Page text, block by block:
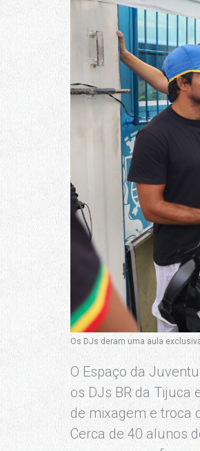
Os DJs deram uma aula
O Espaço da
os DJs BR da Tijuca
de mixagem e troca
Cerca de 40 alunos